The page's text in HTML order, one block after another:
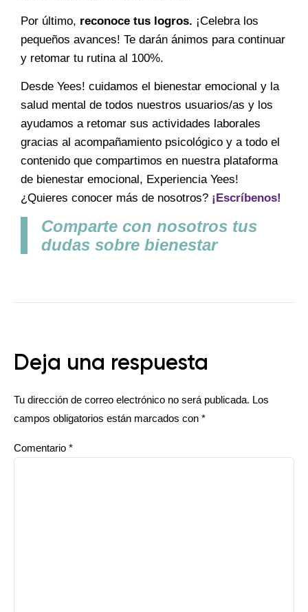
Por último, reconoce tus logros. ¡Celebra los
pequeños avances! Te darán ánimos para continuar
y retomar tu rutina al 100%.
Desde Yees! cuidamos el bienestar emocional y la
salud mental de todos nuestros usuarios/as y los
ayudamos a retomar sus actividades laborales
gracias al acompañamiento psicológico y a todo el
contenido que compartimos en nuestra plataforma
de bienestar emocional, Experiencia Yees!
¿Quieres conocer más de nosotros? ¡Escríbenos!
Comparte con nosotros tus
dudas sobre bienestar
Deja una respuesta
Tu dirección de correo electrónico no será publicada. Los
campos obligatorios están marcados con *
Comentario *